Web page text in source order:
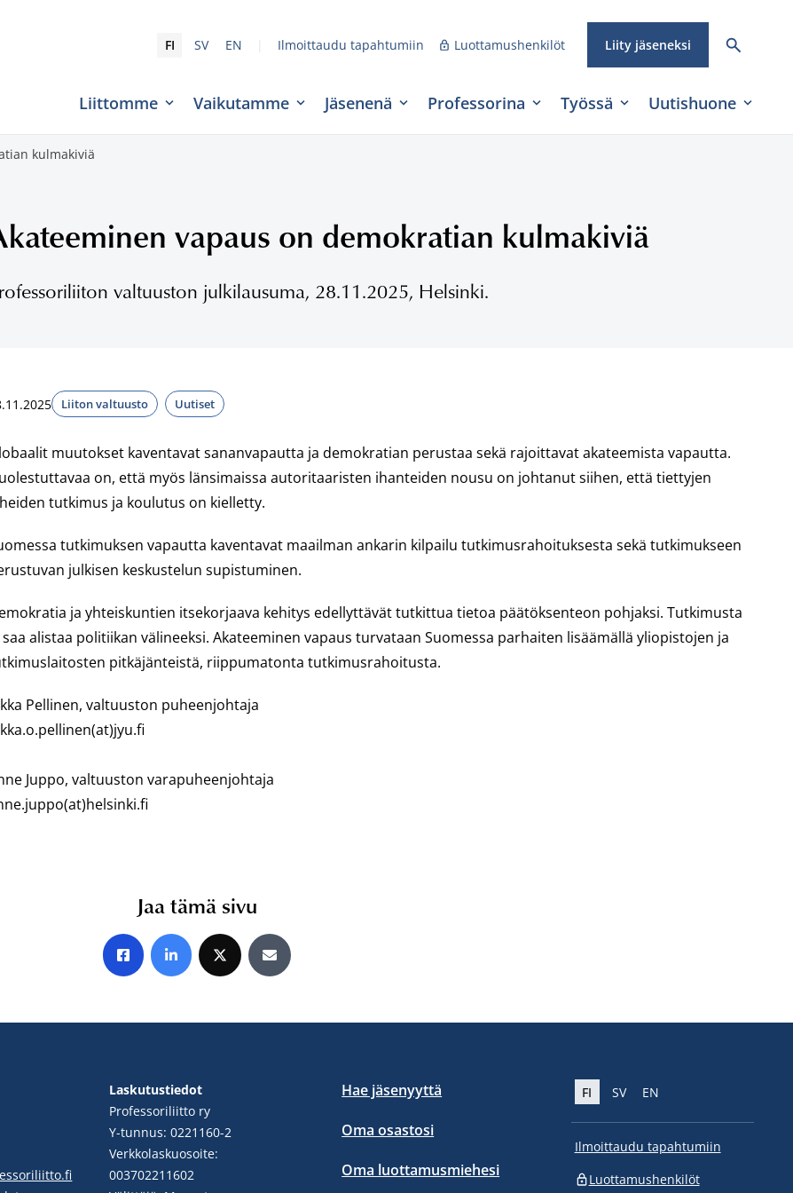
FI SV EN Ilmoittaudu tapahtumiin Luottamushenkilöt Liity jäseneksi
Liittomme Vaikutamme Jäsenenä Professorina Työssä Uutishuone
kulmakiviä
vapaus on demokratian kulmakiviä
valtuuston julkilausuma, 28.11.2025, Helsinki.
Liiton valtuusto Uutiset
muutokset kaventavat sananvapautta ja demokratian perustaa sekä rajoittavat akateemista vapautta.
on, että myös länsimaissa autoritaaristen ihanteiden nousu on johtanut siihen, että tiettyjen
tutkimus ja koulutus on kielletty.
tutkimuksen vapautta kaventavat maailman ankarin kilpailu tutkimusrahoituksesta sekä tutkimukseen
julkisen keskustelun supistuminen.
ja yhteiskuntien itsekorjaava kehitys edellyttävät tutkittua tietoa päätöksenteon pohjaksi. Tutkimusta
saa alistaa politiikan välineeksi. Akateeminen vapaus turvataan Suomessa parhaiten lisäämällä yliopistojen ja
pitkäjänteistä, riippumatonta tutkimusrahoitusta.
Pellinen, valtuuston puheenjohtaja
Juppo, valtuuston varapuheenjohtaja
Jaa tämä sivu
Jaa Facebookissa
Jaa LinkedInissä
Jaa X:ssäJaa sähköpostitse
Laskutustiedot
Professoriliitto ry
Y-tunnus: 0221160-2
Verkkolaskuosoite:
003702211602
Hae jäsenyyttä
Oma osastosi
Oma luottamusmiehesi
FI SV EN
Ilmoittaudu tapahtumiin
Luottamushenkilöt